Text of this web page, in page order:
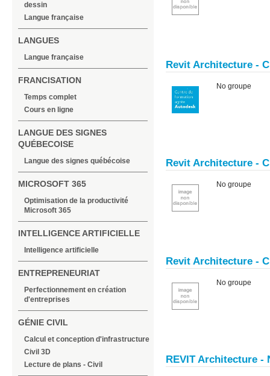
dessin
Langue française
LANGUES
Langue française
FRANCISATION
Temps complet
Cours en ligne
LANGUE DES SIGNES
QUÉBECOISE
Langue des signes québécoise
MICROSOFT 365
Optimisation de la productivité
Microsoft 365
INTELLIGENCE ARTIFICIELLE
Intelligence artificielle
ENTREPRENEURIAT
Perfectionnement en création
d'entreprises
GÉNIE CIVIL
Calcul et conception d'infrastructure
Civil 3D
Lecture de plans - Civil
Revit Architecture -
No groupe
Revit Architecture -
No groupe
Revit Architecture -
No groupe
REVIT Architecture